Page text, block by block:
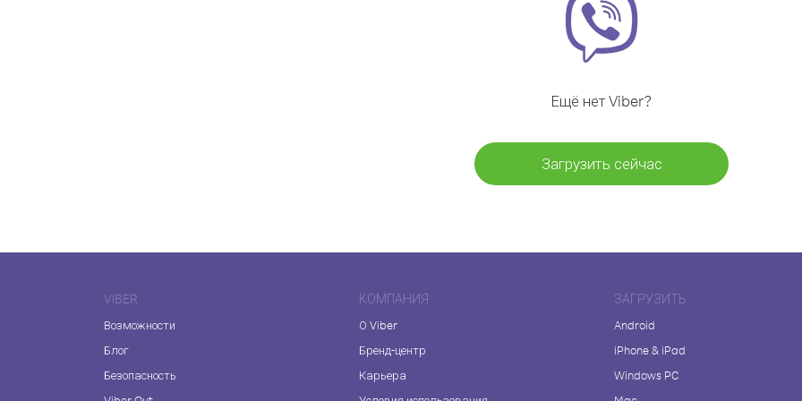
Ещё нет Viber?
Загрузить сейчас
VIBER
Возможности
Блог
Безопасность
КОМПАНИЯ
О Viber
Бренд-центр
Карьера
ЗАГРУЗИТЬ
Android
iPhone & iPad
Windows PC